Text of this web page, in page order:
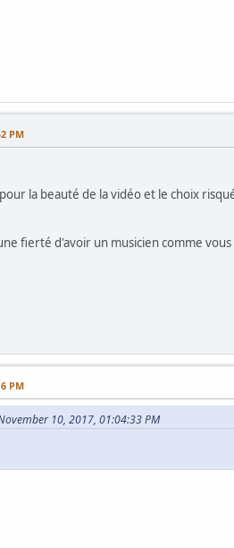
PM
la beauté de la vidéo et le choix
fierté d'avoir un musicien comme
PM
10, 2017, 01:04:33 PM